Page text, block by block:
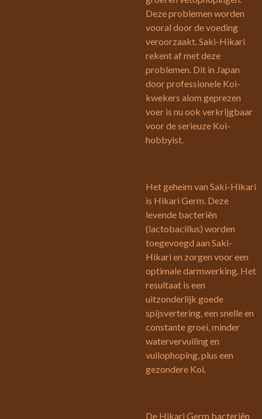
Deze problemen worden
vooral door de voeding
veroorzaakt. Saki-Hikari
rekent af met deze
problemen. Dit in Japan
door professionele Koi-
kwekers alom geprezen
voer is nu ook verkrijgbaar
voor de serieuze Koi-
hobbyist.
Het geheim van Saki-Hikari
is Hikari Germ. Deze
levende bacteriën
(lactobacillus) worden
toegevoegd aan Saki-
Hikari en zorgen voor een
optimale darmwerking. Het
resultaat is een
uitzonderlijk goede
spijsvertering, een snelle en
constante groei, minder
watervervuiling en
vuilophoping, plus een
gezondere Koi.
De Hikari Germ bacteriën